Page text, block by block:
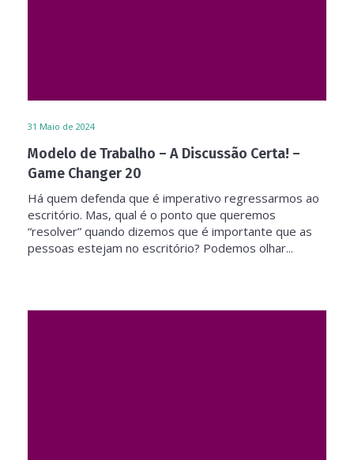
31 Maio de 2024
Modelo de Trabalho – A Discussão Certa! –
Game Changer 20
Há quem defenda que é imperativo regressarmos ao
escritório. Mas, qual é o ponto que queremos
“resolver” quando dizemos que é importante que as
pessoas estejam no escritório? Podemos olhar...